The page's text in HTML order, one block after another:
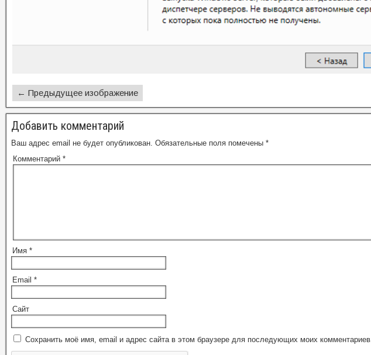
← Предыдущее изображение
Добавить комментарий
Ваш адрес email не будет опубликован. Обязательные поля помечены *
Комментарий *
Имя *
Email *
Сайт
Сохранить моё имя, email и адрес сайта в этом браузере для последующих моих комментариев.